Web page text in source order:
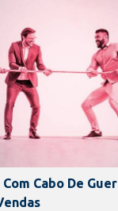
Cabo De